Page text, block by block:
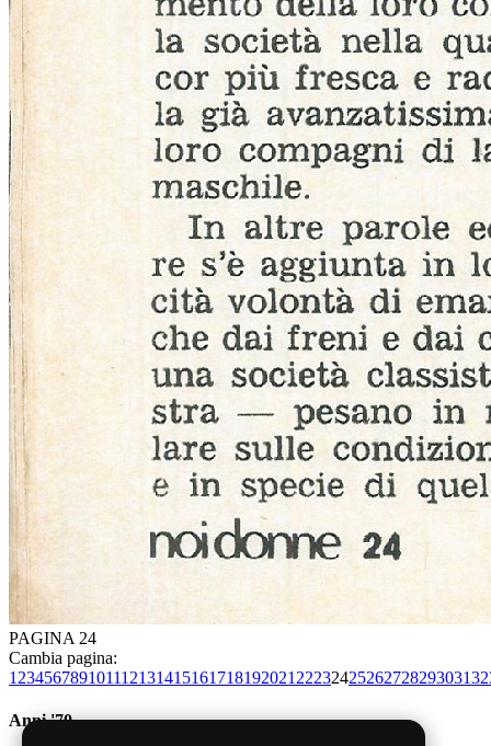
PAGINA 24
Cambia pagina:
1 23456789101112131415161718192021 2223242526272829303132
Anni '70